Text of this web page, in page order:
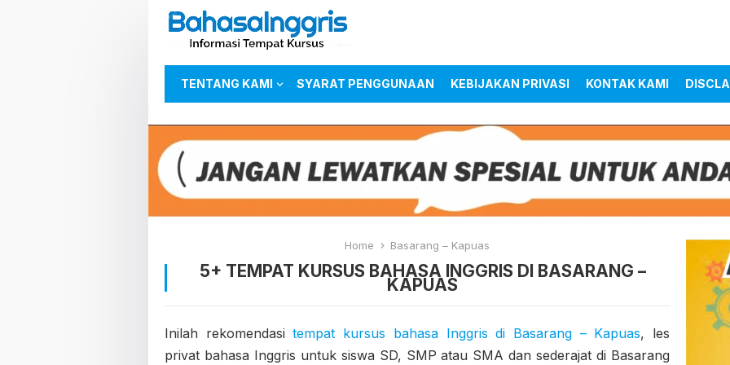
TENTANG KAMI SYARAT PENGGUNAAN KEBIJAKAN PRIVASI KONTAK KAMI
Home Basarang – Kapuas
5+ TEMPAT KURSUS BAHASA INGGRIS DI BASARANG –
KAPUAS
Inilah rekomendasitempat kursus bahasa Inggris di Basarang – Kapuas, les
privat bahasa Inggris untuk siswa SD, SMP atau SMA dan sederajat di Basarang